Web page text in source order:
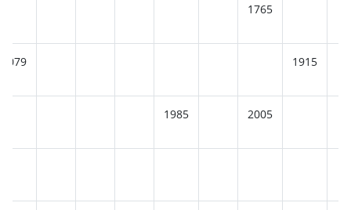
1765
2079 1915
1985 2005